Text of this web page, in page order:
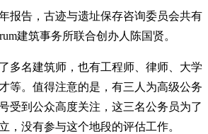
报告，古迹与遗址保存咨询委员会共有
建筑事务所联合创办人陈国贤。
多名建筑师，也有工程师、律师、大学
等。值得注意的是，有三人为高级公务
受到公众高度关注，这三名公务员为了
，没有参与这个地段的评估工作。